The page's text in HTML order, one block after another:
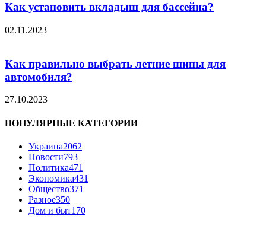
Как установить вкладыш для бассейна?
02.11.2023
Как правильно выбрать летние шины для
автомобиля?
27.10.2023
ПОПУЛЯРНЫЕ КАТЕГОРИИ
Украина2062
Новости793
Политика471
Экономика431
Общество371
Разное350
Дом и быт170